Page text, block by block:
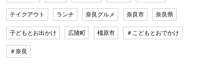
テイクアウト ランチ 奈良グルメ 奈良市 奈良県
子どもとお出かけ 広陵町 橿原市 ＃こどもとおでかけ
＃奈良